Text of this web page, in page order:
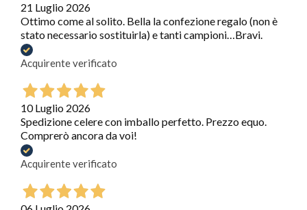
21 Luglio 2026
Ottimo come al solito. Bella la confezione regalo (non è
stato necessario sostituirla) e tanti campioni…Bravi.
Acquirente verificato
10 Luglio 2026
Spedizione celere con imballo perfetto. Prezzo equo.
Comprerò ancora da voi!
Acquirente verificato